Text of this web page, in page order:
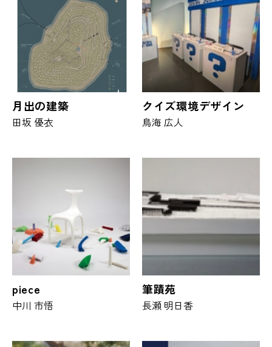
月出の建築
田坂 優衣
クイズ環境デザイン
鳥海 広人
piece
中川 市悟
筆蹟苑
長瀬 明日香